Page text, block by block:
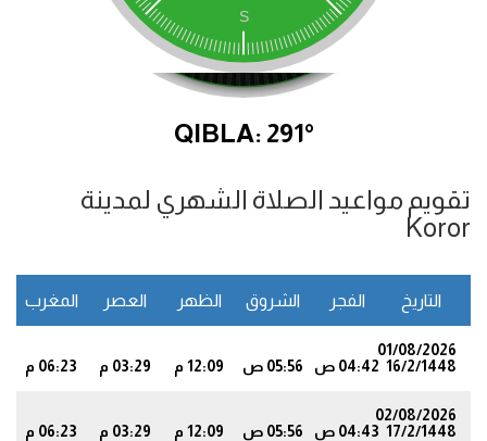
QIBLA: 291°
تقويم مواعيد الصلاة الشهري لمدينة
Koror
التاريخ الفجر الشروق الظهر العصر المغرب
01/08/2026
16/2/1448 04:42 ص 05:56 ص 12:09 م 03:29 م 06:23 م
02/08/2026
17/2/1448 04:43 ص 05:56 ص 12:09 م 03:29 م 06:23 م